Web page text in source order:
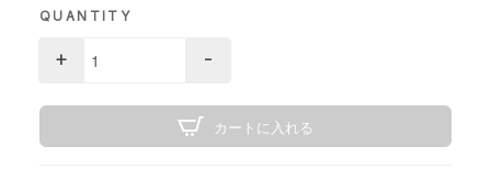
QUANTITY
+ -
カートに入れる